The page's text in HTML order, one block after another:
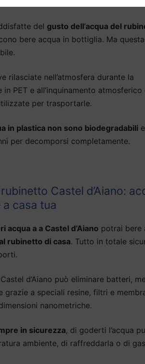
del gusto dell’acqua del
bere acqua in bottiglia. Ma
rilasciate nell’atmosfera durante la
PET e all’inquinamento
per trasportarle.
in plastica non sono biodegradabili e
per decomporsi completamente.
Castel d’Aiano:
casa tua
acqua a a Castel d’Aiano potrai bere
rubinetto di casa. Tutto in totale
d’Aiano può eliminare batteri,
grazie a speciali resine, filtri e
nanometriche.
in sicurezza, di goderti l’acqua
ambiente, di raffreddarla o di